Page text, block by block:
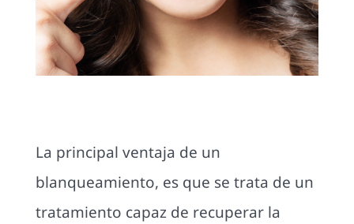
La principal ventaja de un
blanqueamiento, es que se trata de un
tratamiento capaz de recuperar la